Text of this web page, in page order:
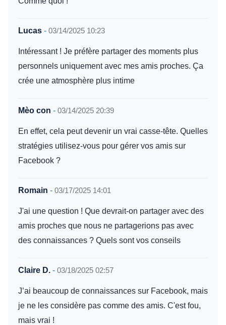
Lucas - 03/14/2025 10:23
Intéressant ! Je préfère partager des moments plus
personnels uniquement avec mes amis proches. Ça
crée une atmosphère plus intime
Mèo con - 03/14/2025 20:39
En effet, cela peut devenir un vrai casse-tête. Quelles
stratégies utilisez-vous pour gérer vos amis sur
Facebook ?
Romain - 03/17/2025 14:01
J'ai une question ! Que devrait-on partager avec des
amis proches que nous ne partagerions pas avec
des connaissances ? Quels sont vos conseils
Claire D. - 03/18/2025 02:57
J’ai beaucoup de connaissances sur Facebook, mais
je ne les considère pas comme des amis. C'est fou,
mais vrai !